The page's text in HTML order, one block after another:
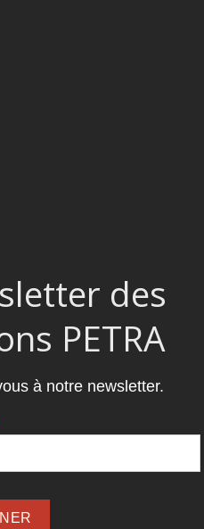
des
PETRA
à notre newsletter.